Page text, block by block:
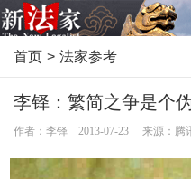
首页 > 法家参考
李铎：繁简之争是个
作者：李铎 2013-07-23 来源：腾